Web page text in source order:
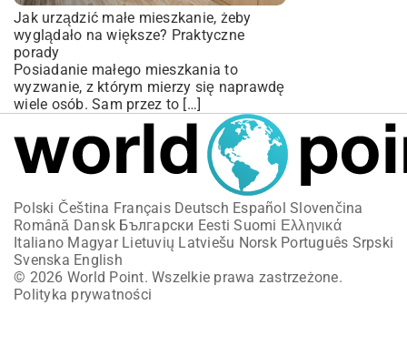
Jak urządzić małe mieszkanie, żeby
wyglądało na większe? Praktyczne
porady
Posiadanie małego mieszkania to
wyzwanie, z którym mierzy się naprawdę
wiele osób. Sam przez to […]
Polski Čeština Français Deutsch Español Slovenčina
Română Dansk Български Eesti Suomi Ελληνικά
Italiano Magyar Lietuvių Latviešu Norsk Português Srpski
Svenska English
© 2026 World Point. Wszelkie prawa zastrzeżone.
Polityka prywatności